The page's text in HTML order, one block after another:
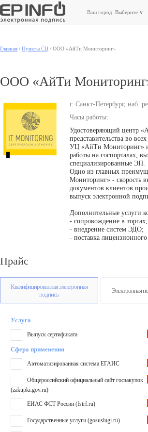
Ваш город: Выберите ∨
Главная / Пункты СЦ / ООО «АйТи Мониторинг»
ООО «АйТи
г. Санкт-Петербург, наб.
Часы работы:
Удостоверяющий центр
представительства во
УЦ «АйТи Мониторинг»
работы на госпорталах,
специализированные ЭП.
Одно из главных
Мониторинг» - скорость
документов клиентов
выпуск электронной
Дополнительные услуги
- сопровождение в торгах;
- внедрение систем ЭДО;
- поставка
Прайс
Квалифицированная электронная
подпись
Электронная
Услуга
Выпуск сертификата
Сфера применения
Автоматизированная система ЕГАИС
Общероссийский официальный сайт госзакупок
(zakupki.gov.ru)
ЕИАС ФСТ России (fstrf.ru)
Государственные услуги (gosuslugi.ru)